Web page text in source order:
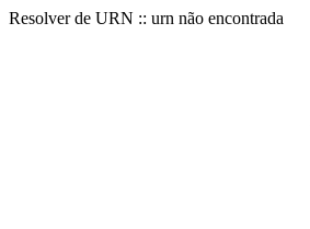
Resolver de URN :: urn não encontrada